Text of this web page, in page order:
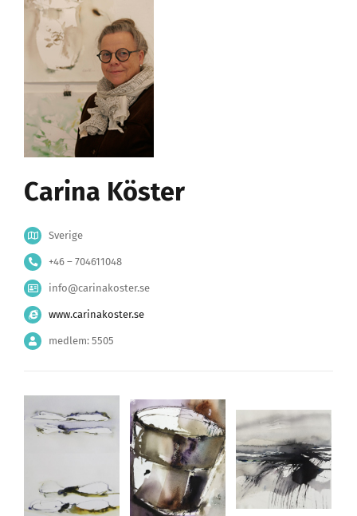
Carina Köster
Sverige
+46 – 704611048
info@carinakoster.se
www.carinakoster.se
medlem: 5505